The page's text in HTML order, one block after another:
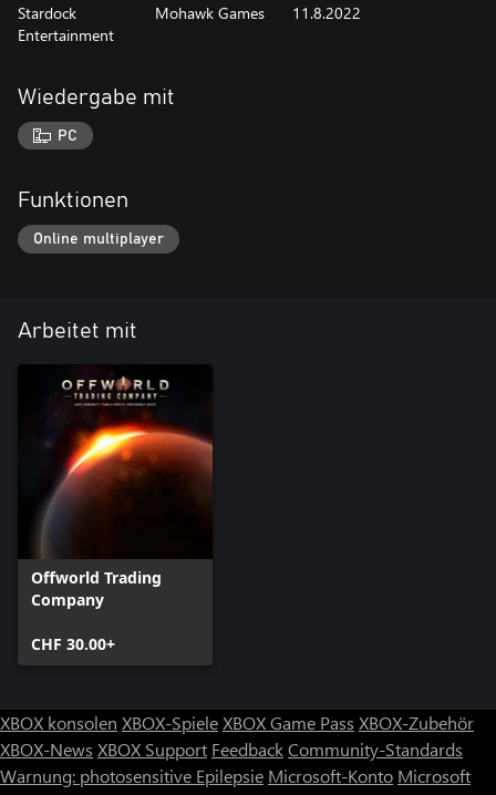
Stardock
Entertainment
Mohawk Games 11.8.2022
Wiedergabe mit
PC
Funktionen
Online multiplayer
Arbeitet mit
Offworld Trading
Company
CHF 30.00+
XBOX konsolen XBOX-SpieleXBOX Game Pass XBOX-Zubehör
XBOX-News XBOX Support FeedbackCommunity-Standards
Warnung: photosensitive Epilepsie Microsoft-Konto Microsoft